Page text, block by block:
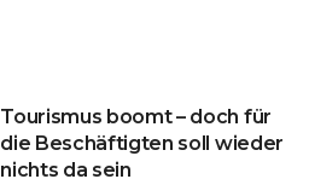
Tourismus boomt – doch für
die Beschäftigten soll wieder
nichts da sein